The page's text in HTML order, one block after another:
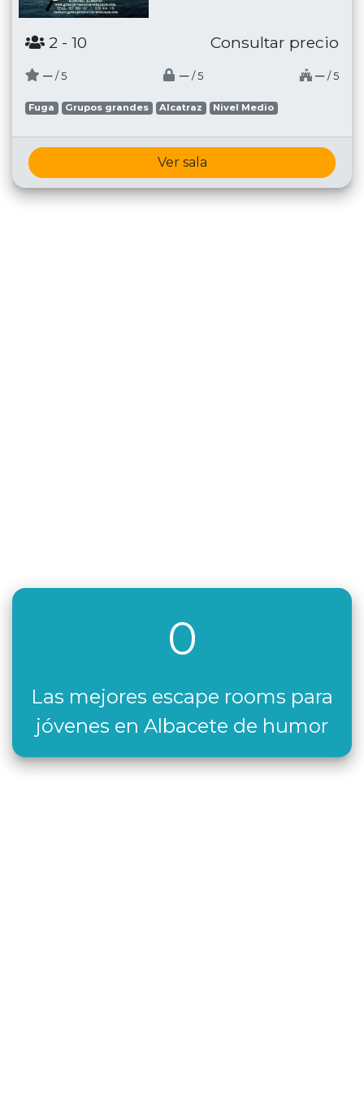
2 - 10 Consultar precio
─ / 5 ─ / 5 ─ / 5
Fuga Grupos grandes Alcatraz Nivel Medio
Ver sala
0
Las mejores escape rooms para
jóvenes en Albacete de humor